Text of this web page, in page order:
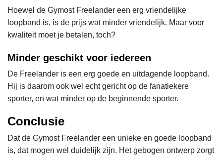
Hoewel de Gymost Freelander een erg vriendelijke
loopband is, is de prijs wat minder vriendelijk. Maar voor
kwaliteit moet je betalen, toch?
Minder geschikt voor iedereen
De Freelander is een erg goede en uitdagende loopband.
Hij is daarom ook wel echt gericht op de fanatiekere
sporter, en wat minder op de beginnende sporter.
Conclusie
Dat de Gymost Freelander een unieke en goede loopband
is, dat mogen wel duidelijk zijn. Het gebogen ontwerp zorgt